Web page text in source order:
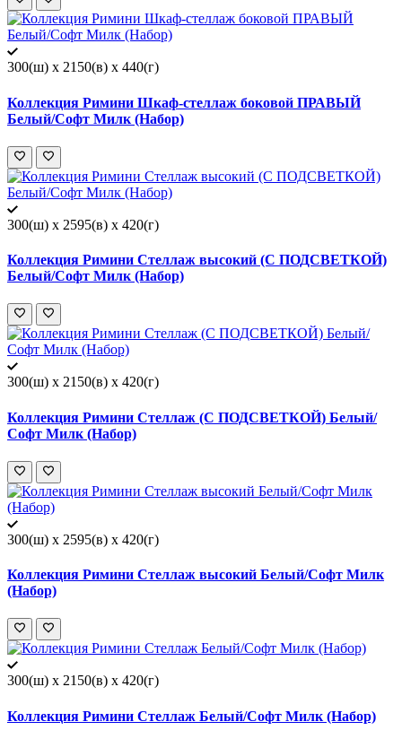
300(ш) x 2150(в) x 440(г)
Коллекция Римини Шкаф-стеллаж боковой ПРАВЫЙ
Белый/Софт Милк (Набор)
300(ш) x 2595(в) x 420(г)
Коллекция Римини Стеллаж высокий (С ПОДСВЕТКОЙ)
Белый/Софт Милк (Набор)
300(ш) x 2150(в) x 420(г)
Коллекция Римини Стеллаж (С ПОДСВЕТКОЙ) Белый/
Софт Милк (Набор)
300(ш) x 2595(в) x 420(г)
Коллекция Римини Стеллаж высокий Белый/Софт Милк
(Набор)
300(ш) x 2150(в) x 420(г)
Коллекция Римини Стеллаж Белый/Софт Милк (Набор)